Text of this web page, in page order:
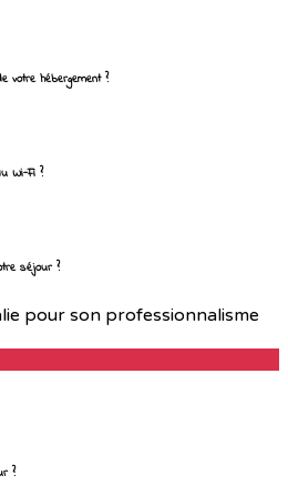
votre hébergement ?
Wi-Fi ?
séjour ?
pour son professionnalisme
?